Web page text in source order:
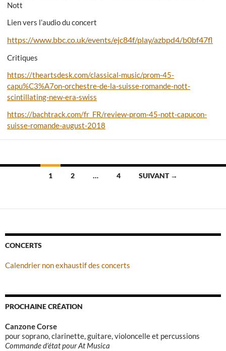
Nott
Lien vers l’audio du concert
https://www.bbc.co.uk/events/ejc84f/play/azbpd4/b0bf47fl
Critiques
https://theartsdesk.com/classical-music/prom-45-
capu%C3%A7on-orchestre-de-la-suisse-romande-nott-
scintillating-new-era-swiss
https://bachtrack.com/fr_FR/review-prom-45-nott-capucon-
suisse-romande-august-2018
Navigation
articles
1 2 … 4 SUIVANT →
CONCERTS
Calendrier non exhaustif des concerts
PROCHAINE CRÉATION
Canzone Corse
pour soprano, clarinette, guitare, violoncelle et percussions
Commande d’état pour At Musica